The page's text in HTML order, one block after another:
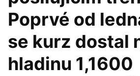
Poprvé od
se kurz dostal
hladinu 1,1600